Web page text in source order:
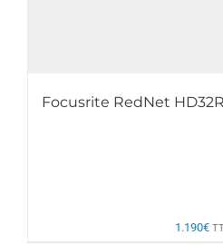
Focusrite RedNet HD32R
1.190€